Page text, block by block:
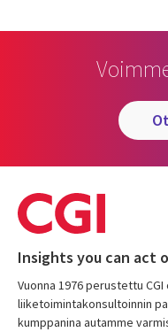
Insights you can act
Vuonna 1976 perustettu CGI
liiketoimintakonsultoinnin
kumppanina autamme